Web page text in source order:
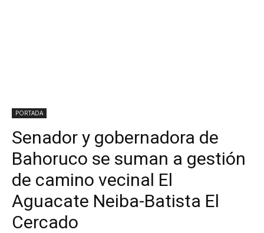
PORTADA
Senador y gobernadora de
Bahoruco se suman a gestión
de camino vecinal El
Aguacate Neiba-Batista El
Cercado